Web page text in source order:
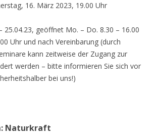
16. März 2023, 19.00 Uhr
25.04.23, geöffnet Mo. – Do. 8.30 – 16.00
Uhr und nach Vereinbarung (durch
kann zeitweise der Zugang zur
werden – bitte informieren Sie sich vor
bei uns!)
Naturkraft